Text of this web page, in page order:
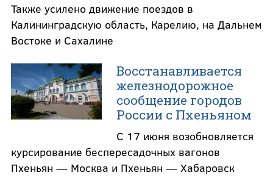
Также усилено движение поездов в
Калининградскую область, Карелию, на Дальнем
Востоке и Сахалине
Восстанавливается
железнодорожное
сообщение городов
России с Пхеньяном
С 17 июня возобновляется
курсирование беспересадочных вагонов
Пхеньян — Москва и Пхеньян — Хабаровск